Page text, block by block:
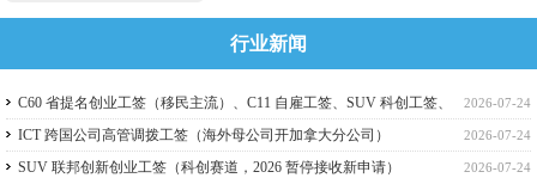
行业新闻
2026-07-24
C60 省提名创业工签（移民主流）、C11 自雇工签、SUV 科创工签、
ICT 跨国高管工签比较
2026-07-24
ICT 跨国公司高管调拨工签（海外母公司开加拿大分公司）
2026-07-24
SUV 联邦创新创业工签（科创赛道，2026 暂停接收新申请）